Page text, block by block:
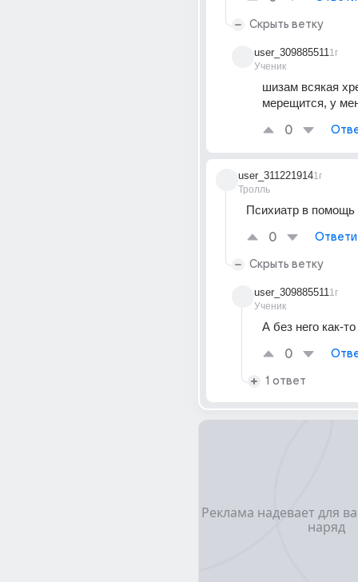
Скрыть ветку
user_309885511
Ученик
1г
шизам всякая
0
user_311221914
Тролль
1г
Психиатр в помощь
0
Скрыть ветку
user_309885511
Ученик
1г
А без него как-
0
1 ответ